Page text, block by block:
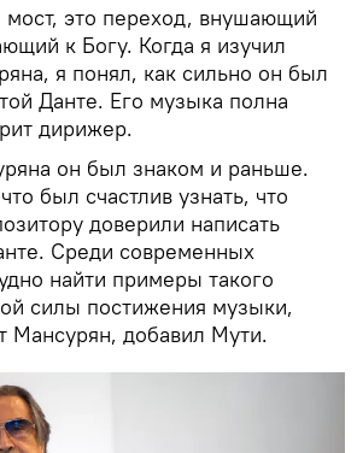
это переход, внушающий
к Богу. Когда я изучил
я понял, как сильно он был
Данте. Его музыка полна
дирижер.
он был знаком и раньше.
был счастлив узнать, что
доверили написать
Среди современных
найти примеры такого
силы постижения музыки,
Мансурян, добавил Мути.